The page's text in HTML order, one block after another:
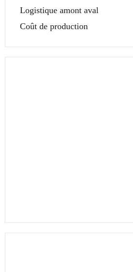
Logistique amont aval
Coût de production